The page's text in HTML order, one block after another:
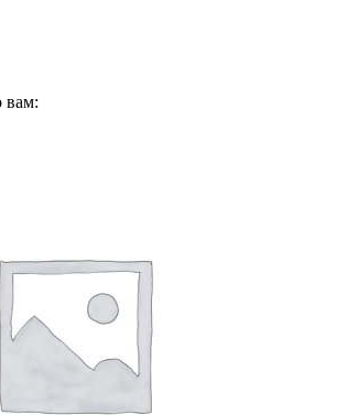
вам: